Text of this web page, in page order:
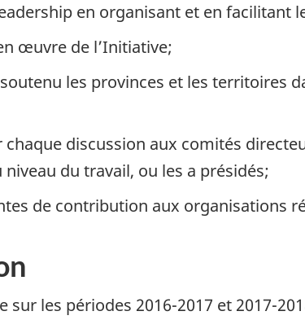
en organisant et en facilitant
œuvre de l’Initiative;
les provinces et les territoires
chaque discussion aux comités
du travail, ou les a présidés;
de contribution aux organisations
sur les périodes 2016-2017 et 2017-